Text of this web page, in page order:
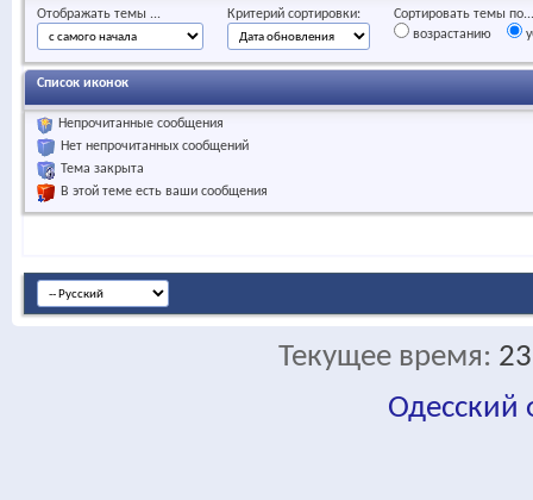
Отображать темы ... Критерий сортировки:
Сортировать темы по...
возрастанию
Список иконок
Непрочитанные сообщения
Нет непрочитанных сообщений
Тема закрыта
В этой теме есть ваши сообщения
Текущее время:
Одесский